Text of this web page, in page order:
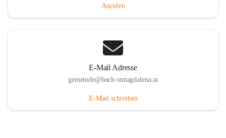
Anrufen
E-Mail Adresse
gemeinde@buch-stmagdalena.at
E-Mail schreiben